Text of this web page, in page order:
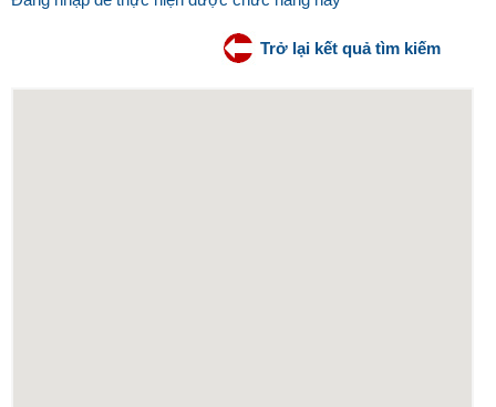
Trở lại kết quả tìm kiếm